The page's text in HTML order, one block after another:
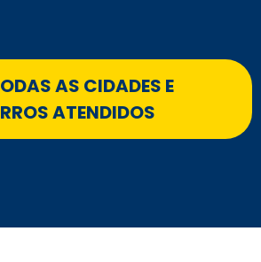
AS CIDADES E
ATENDIDOS